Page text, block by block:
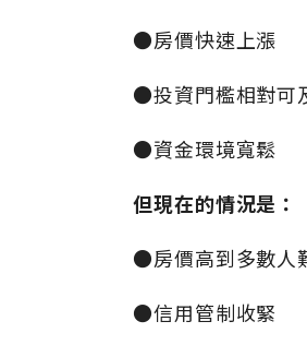
●房價快速上漲
●投資門檻相對可
●資金環境寬鬆
但現在的情況是：
●房價高到多數人
●信用管制收緊